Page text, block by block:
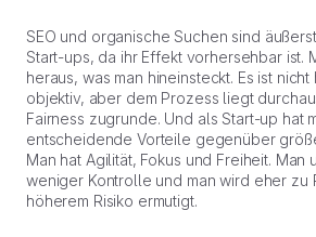
SEO und organische Suchen sind
Start-ups, da ihr Effekt vorhersehbar ist.
heraus, was man hineinsteckt. Es ist
objektiv, aber dem Prozess liegt
Fairness zugrunde. Und als Start-up hat
entscheidende Vorteile gegenüber
Man hat Agilität, Fokus und Freiheit. Man
weniger Kontrolle und man wird eher zu
höherem Risiko ermutigt.